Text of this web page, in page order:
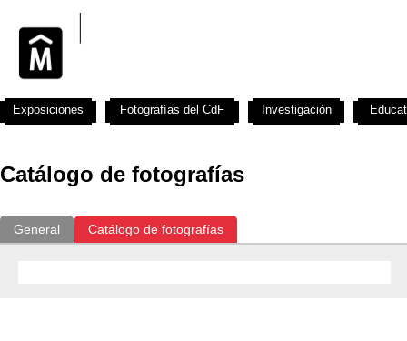
Catálogo de fotografías
General Catálogo de fotografías
Exposiciones Fotografías del CdF Investigación